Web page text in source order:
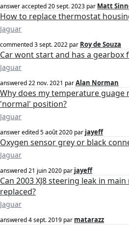
answer accepted20 sept. 2023 par Matt
How to replace thermostat
Jaguar
commented3 sept. 2022 par Roy de Souza
Car wont start and has a gearbox
Jaguar
answered22 nov. 2021 parAlan Norman
Why does my temperature
'normal' position?
Jaguar
answer edited5 août 2020 par jayeff
Oxygen sensor grey or black
Jaguar
answered21 juin 2020 par jayeff
Can 2003 XJ8 steering leak in
replaced?
Jaguar
answered4 sept. 2019 par matarazz